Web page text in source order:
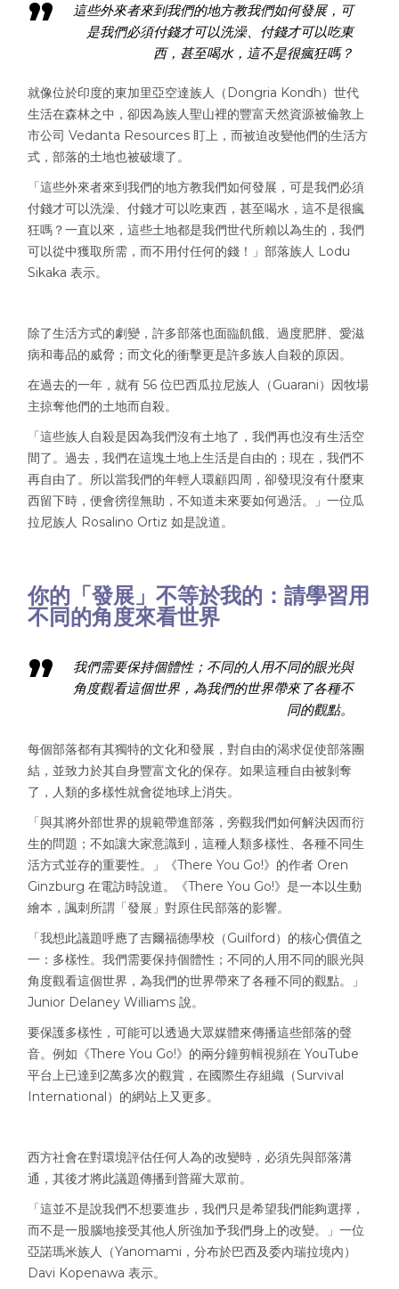
這些外來者來到我們的地方教我們如何發展，可
是我們必須付錢才可以洗澡、付錢才可以吃東
西，甚至喝水，這不是很瘋狂嗎？
就像位於印度的東加里亞空達族人（Dongria Kondh）世代
生活在森林之中，卻因為族人聖山裡的豐富天然資源被倫敦上
市公司 Vedanta Resources 盯上，而被迫改變他們的生活方
式，部落的土地也被破壞了。
「這些外來者來到我們的地方教我們如何發展，可是我們必須
付錢才可以洗澡、付錢才可以吃東西，甚至喝水，這不是很瘋
狂嗎？一直以來，這些土地都是我們世代所賴以為生的，我們
可以從中獲取所需，而不用付任何的錢！」部落族人 Lodu
Sikaka 表示。
除了生活方式的劇變，許多部落也面臨飢餓、過度肥胖、愛滋
病和毒品的威脅；而文化的衝擊更是許多族人自殺的原因。
在過去的一年，就有 56 位巴西瓜拉尼族人（Guarani）因牧場
主掠奪他們的土地而自殺。
「這些族人自殺是因為我們沒有土地了，我們再也沒有生活空
間了。過去，我們在這塊土地上生活是自由的；現在，我們不
再自由了。所以當我們的年輕人環顧四周，卻發現沒有什麼東
西留下時，便會徬徨無助，不知道未來要如何過活。」一位瓜
拉尼族人 Rosalino Ortiz 如是說道。
你的「發展」不等於我的：請學習用
不同的角度來看世界
我們需要保持個體性；不同的人用不同的眼光與
角度觀看這個世界，為我們的世界帶來了各種不
同的觀點。
每個部落都有其獨特的文化和發展，對自由的渴求促使部落團
結，並致力於其自身豐富文化的保存。如果這種自由被剝奪
了，人類的多樣性就會從地球上消失。
「與其將外部世界的規範帶進部落，旁觀我們如何解決因而衍
生的問題；不如讓大家意識到，這種人類多樣性、各種不同生
活方式並存的重要性。」《There You Go!》的作者 Oren
Ginzburg 在電訪時說道。《There You Go!》是一本以生動
繪本，諷刺所謂「發展」對原住民部落的影響。
「我想此議題呼應了吉爾福德學校（Guilford）的核心價值之
一：多樣性。我們需要保持個體性；不同的人用不同的眼光與
角度觀看這個世界，為我們的世界帶來了各種不同的觀點。」
Junior Delaney Williams 說。
要保護多樣性，可能可以透過大眾媒體來傳播這些部落的聲
音。例如《There You Go!》的兩分鐘剪輯視頻在 YouTube
平台上已達到2萬多次的觀賞，在國際生存組織（Survival
International）的網站上又更多。
西方社會在對環境評估任何人為的改變時，必須先與部落溝
通，其後才將此議題傳播到普羅大眾前。
「這並不是說我們不想要進步，我們只是希望我們能夠選擇，
而不是一股腦地接受其他人所強加予我們身上的改變。」一位
亞諾瑪米族人（Yanomami，分布於巴西及委內瑞拉境內）
Davi Kopenawa 表示。